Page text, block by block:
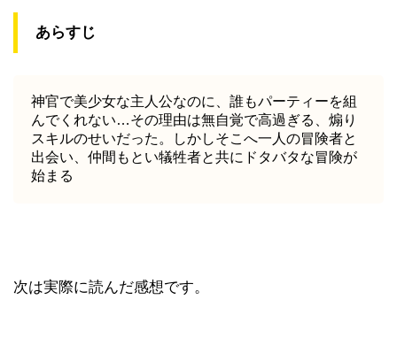
あらすじ
神官で美少女な主人公なのに、誰もパーティーを組
んでくれない…その理由は無自覚で高過ぎる、煽り
スキルのせいだった。しかしそこへ一人の冒険者と
出会い、仲間もとい犠牲者と共にドタバタな冒険が
始まる
次は実際に読んだ感想です。